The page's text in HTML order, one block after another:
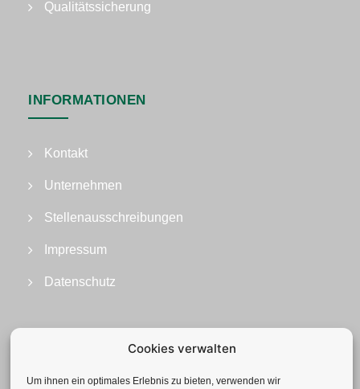
Cookies verwalten
Um ihnen ein optimales Erlebnis zu bieten, verwenden wir
Qualitätssicherung
INFORMATIONEN
Kontakt
Unternehmen
Stellenausschreibungen
Impressum
Datenschutz